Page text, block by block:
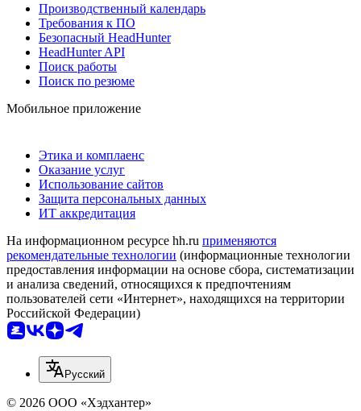
Производственный календарь
Требования к ПО
Безопасный HeadHunter
HeadHunter API
Поиск работы
Поиск по резюме
Мобильное приложение
Этика и комплаенс
Оказание услуг
Использование сайтов
Защита персональных данных
ИТ аккредитация
На информационном ресурсе hh.ru применяются
рекомендательные технологии (информационные технологии
предоставления информации на основе сбора, систематизации
и анализа сведений, относящихся к предпочтениям
пользователей сети «Интернет», находящихся на территории
Российской Федерации)
Русский
© 2026 ООО «Хэдхантер»